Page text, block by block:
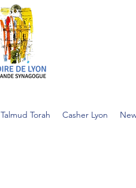
Talmud Torah Casher Lyon